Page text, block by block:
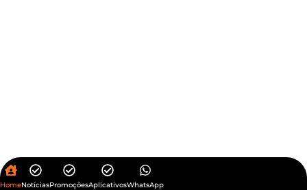
HomeNotíciasPromoçõesAplicativosWhatsApp